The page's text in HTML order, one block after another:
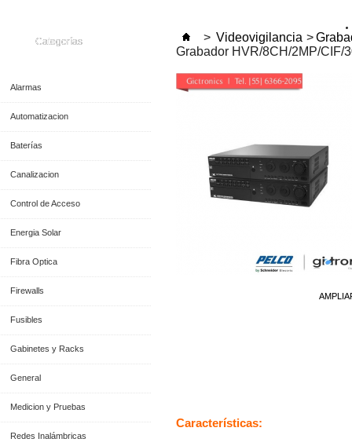
Categorías
Alarmas
Automatizacion
Baterías
Canalizacion
Control de Acceso
Energia Solar
Fibra Optica
Firewalls
Fusibles
Gabinetes y Racks
General
Medicion y Pruebas
Redes Inalámbricas
> Videovigilancia >
Grabador HVR/8CH/2MP/CIF/
Características: